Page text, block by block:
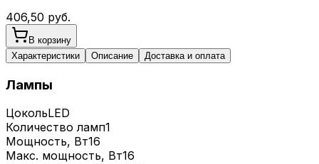
406,50 руб.
В корзину
Характеристики
Описание Доставка и оплата
Лампы
ЦокольLED
Количество ламп1
Мощность, Вт16
Макс. мощность, Вт16